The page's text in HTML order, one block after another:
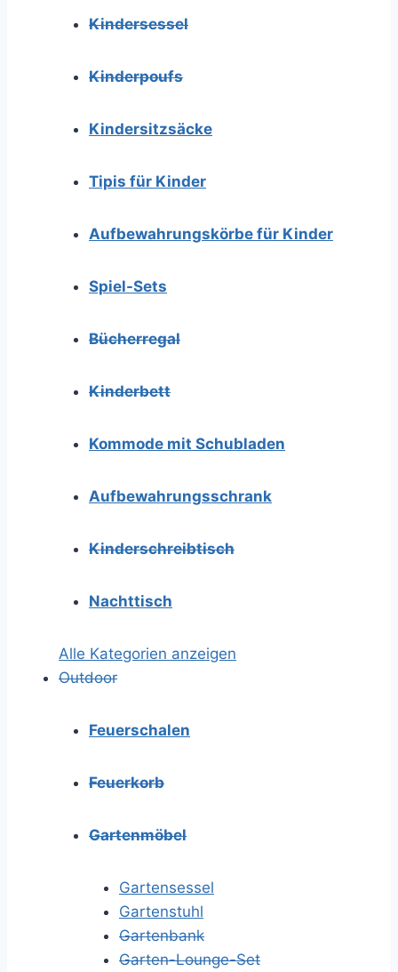
Kindersessel
Kinderpoufs
Kindersitzsäcke
Tipis für Kinder
Aufbewahrungskörbe für Kinder
Spiel-Sets
Bücherregal
Kinderbett
Kommode mit Schubladen
Aufbewahrungsschrank
Kinderschreibtisch
Nachttisch
Alle Kategorien anzeigen
Outdoor
Feuerschalen
Feuerkorb
Gartenmöbel
Gartensessel
Gartenstuhl
Gartenbank
Garten-Lounge-Set